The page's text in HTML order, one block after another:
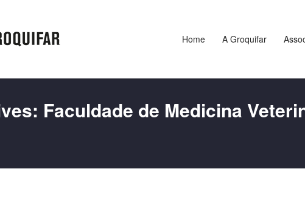
Home A Groquifar
Faculdade de Medicina